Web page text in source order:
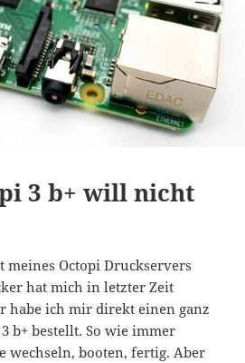
3 b+ will nicht
meines Octopi Druckservers
hat mich in letzter Zeit
habe ich mir direkt einen ganz
b+ bestellt. So wie immer
wechseln, booten, fertig. Aber